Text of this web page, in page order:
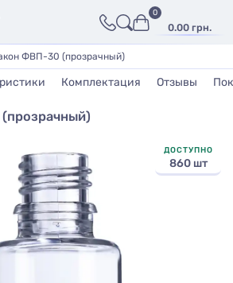
0.00 грн.
0
ФВП-30 (прозрачный)
Комплектация Отзывы
ДОСТУПНО
860 шт